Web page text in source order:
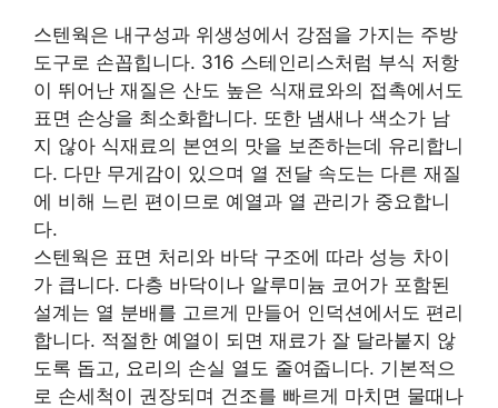
스텐웍은 내구성과 위생성에서 강점을 가지는 주방
도구로 손꼽힙니다. 316 스테인리스처럼 부식 저항
이 뛰어난 재질은 산도 높은 식재료와의 접촉에서도
표면 손상을 최소화합니다. 또한 냄새나 색소가 남
지 않아 식재료의 본연의 맛을 보존하는데 유리합니
다. 다만 무게감이 있으며 열 전달 속도는 다른 재질
에 비해 느린 편이므로 예열과 열 관리가 중요합니
다.
스텐웍은 표면 처리와 바닥 구조에 따라 성능 차이
가 큽니다. 다층 바닥이나 알루미늄 코어가 포함된
설계는 열 분배를 고르게 만들어 인덕션에서도 편리
합니다. 적절한 예열이 되면 재료가 잘 달라붙지 않
도록 돕고, 요리의 손실 열도 줄여줍니다. 기본적으
로 손세척이 권장되며 건조를 빠르게 마치면 물때나